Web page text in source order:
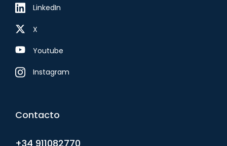
LinkedIn
X
Youtube
Instagram
Contacto
+34 911082770